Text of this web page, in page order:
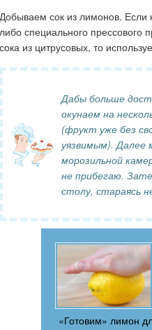
Добываем сок из лимонов. Если
либо специального прессового
сока из цитрусовых, то
Дабы больше
окунаем на
(фрукт уже без
уязвимым). Далее
морозильной
не прибегаю.
столу, стараясь
«Готовим» лимон